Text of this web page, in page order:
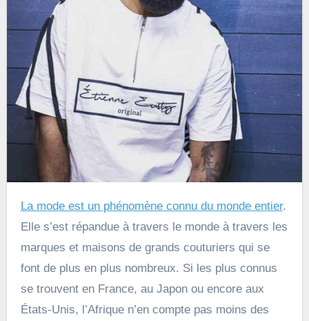
La mode est un phénomène connu du monde entier.
Elle s’est répandue à travers le monde à travers les
marques et maisons de grands couturiers qui se
font de plus en plus nombreux. Si les plus connus
se trouvent en France, au Japon ou encore aux
États-Unis, l’Afrique n’en compte pas moins des